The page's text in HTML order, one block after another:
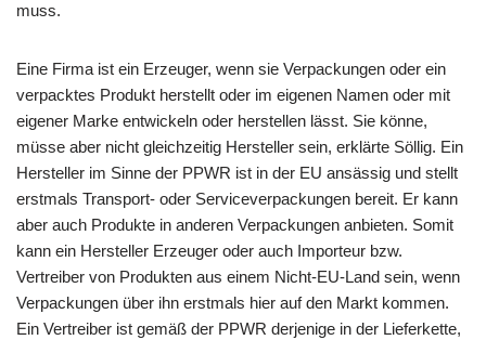
muss.
Eine Firma ist ein Erzeuger, wenn sie Verpackungen oder ein
verpacktes Produkt herstellt oder im eigenen Namen oder mit
eigener Marke entwickeln oder herstellen lässt. Sie könne,
müsse aber nicht gleichzeitig Hersteller sein, erklärte Söllig. Ein
Hersteller im Sinne der PPWR ist in der EU ansässig und stellt
erstmals Transport- oder Serviceverpackungen bereit. Er kann
aber auch Produkte in anderen Verpackungen anbieten. Somit
kann ein Hersteller Erzeuger oder auch Importeur bzw.
Vertreiber von Produkten aus einem Nicht-EU-Land sein, wenn
Verpackungen über ihn erstmals hier auf den Markt kommen.
Ein Vertreiber ist gemäß der PPWR derjenige in der Lieferkette,